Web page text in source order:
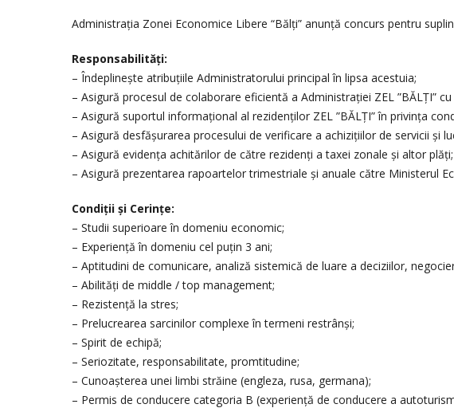
Administrația Zonei Economice Libere “Bălți” anunță concurs pentru
Responsabilități:
– Îndeplinește atribuțiile Administratorului principal în lipsa acestuia;
– Asigură procesul de colaborare eficientă a Administrației ZEL ”BĂLȚI”
– Asigură suportul informațional al rezidenților ZEL ”BĂLȚI” în privința
– Asigură desfășurarea procesului de verificare a achizițiilor de servicii și
– Asigură evidența achitărilor de către rezidenți a taxei zonale și altor plăți;
– Asigură prezentarea rapoartelor trimestriale și anuale către Ministerul
Condiții și Cerințe:
– Studii superioare în domeniu economic;
– Experiență în domeniu cel puțin 3 ani;
– Aptitudini de comunicare, analiză sistemică de luare a deciziilor,
– Abilități de middle / top management;
– Rezistență la stres;
– Prelucrearea sarcinilor complexe în termeni restrânşi;
– Spirit de echipă;
– Seriozitate, responsabilitate, promtitudine;
– Cunoașterea unei limbi străine (engleza, rusa, germana);
– Permis de conducere categoria B (experiență de conducere a